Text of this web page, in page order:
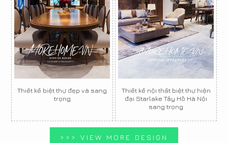
Thiết kế biệt thự đẹp và sang
trọng
Thiết kế nội thất biệt thự hiện
đại Starlake Tây Hồ Hà Nội
sang trọng
>>> VIEW MORE DESIGN